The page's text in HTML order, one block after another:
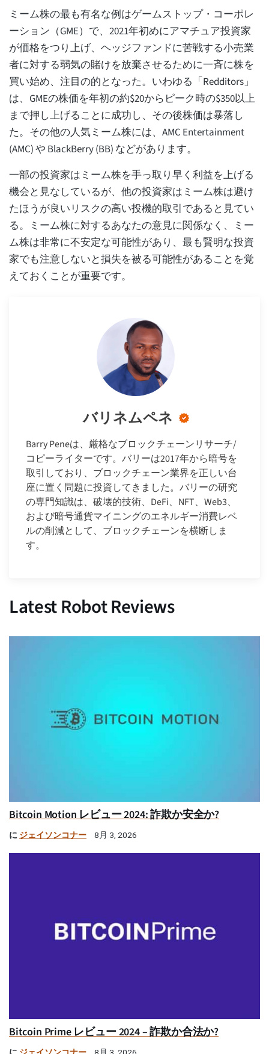
ミーム株の最も有名な例はゲームストップ・コーポレ
ーション（GME）で、2021年初めにアマチュア投資家
が価格をつり上げ、ヘッジファンドに苦戦する小売業
者に対する弱気の賭けを放棄させるために一斉に株を
買い始め、注目の的となった。いわゆる「Redditors」
は、GMEの株価を年初の約$20からピーク時の$350以上
まで押し上げることに成功し、その後株価は暴落し
た。その他の人気ミーム株には、AMC Entertainment
(AMC) や BlackBerry (BB) などがあります。
一部の投資家はミーム株を手っ取り早く利益を上げる
機会と見なしているが、他の投資家はミーム株は避け
たほうが良いリスクの高い投機的取引であると見てい
る。ミーム株に対するあなたの意見に関係なく、ミー
ム株は非常に不安定な可能性があり、最も賢明な投資
家でも注意しないと損失を被る可能性があることを覚
えておくことが重要です。
バリネムペネ
Barry Peneは、厳格なブロックチェーンリサーチ/
コピーライターです。バリーは2017年から暗号を
取引しており、ブロックチェーン業界を正しい台
座に置く問題に投資してきました。バリーの研究
の専門知識は、破壊的技術、DeFi、NFT、Web3、
および暗号通貨マイニングのエネルギー消費レベ
ルの削減として、ブロックチェーンを横断しま
す。
Latest Robot Reviews
Bitcoin Motion レビュー 2024: 詐欺か安全か?
に ジェイソンコナー 8月 3, 2026
Bitcoin Prime レビュー 2024 – 詐欺か合法か?